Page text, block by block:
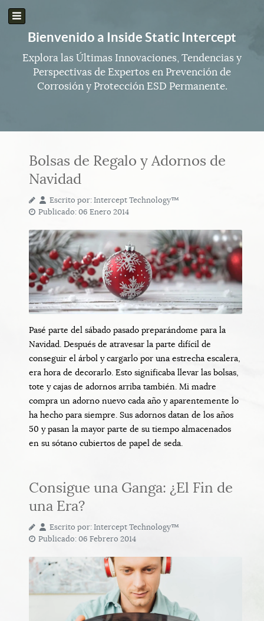
Bienvenido a Inside Static Intercept
Explora las Últimas Innovaciones, Tendencias y
Perspectivas de Expertos en Prevención de
Corrosión y Protección ESD Permanente.
Bolsas de Regalo y Adornos de
Navidad
Escrito por:Intercept Technology™
Publicado: 06 Enero 2014
Pasé parte del sábado pasado preparándome para la
Navidad. Después de atravesar la parte difícil de
conseguir el árbol y cargarlo por una estrecha escalera,
era hora de decorarlo. Esto significaba llevar las bolsas,
tote y cajas de adornos arriba también. Mi madre
compra un adorno nuevo cada año y aparentemente lo
ha hecho para siempre. Sus adornos datan de los años
50 y pasan la mayor parte de su tiempo almacenados
en su sótano cubiertos de papel de seda.
Consigue una Ganga: ¿El Fin de
una Era?
Escrito por:Intercept Technology™
Publicado: 06 Febrero 2014